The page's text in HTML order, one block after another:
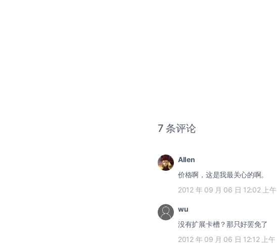
7 条评论
Allen
价格啊，这是我最关心的啊。
2012 年 09 月 06 日 12:02 上午
wu
没有扩展卡槽？那只好罢免了
2012 年 09 月 06 日 12:12 上午